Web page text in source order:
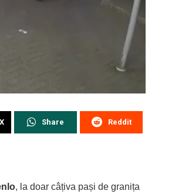
Share Reddit
, la doar câțiva pași de granița